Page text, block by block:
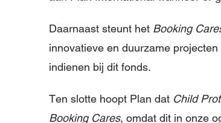
Daarnaast steunt het Booking
innovatieve en duurzame
indienen bij dit fonds.
Ten slotte hoopt Plan dat Child
Booking Cares, omdat dit in onze